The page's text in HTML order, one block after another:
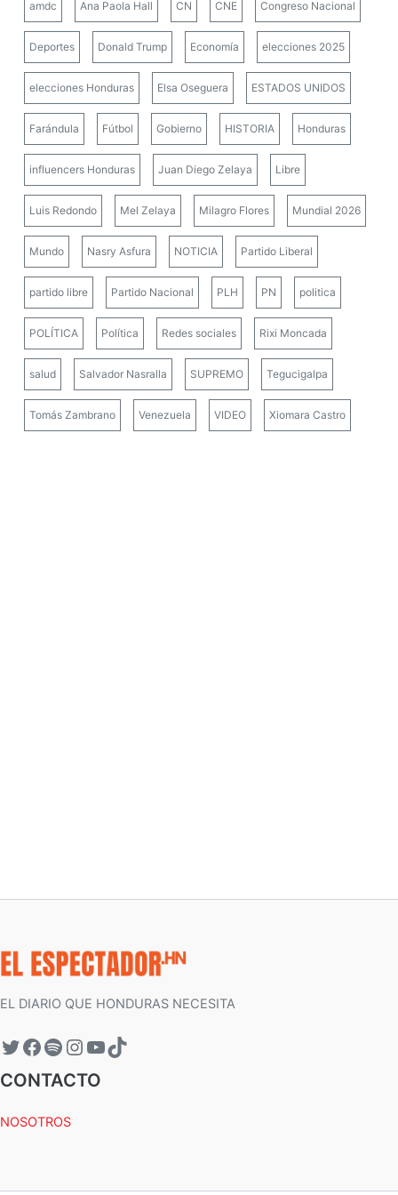
amdc Ana Paola Hall CN CNE Congreso Nacional
Deportes Donald Trump Economía elecciones 2025
elecciones Honduras Elsa Oseguera ESTADOS UNIDOS
Farándula Fútbol Gobierno HISTORIA Honduras
influencers Honduras Juan Diego Zelaya Libre
Luis Redondo Mel Zelaya Milagro Flores Mundial 2026
Mundo Nasry Asfura NOTICIA Partido Liberal
partido libre Partido Nacional PLH PN politica
POLÍTICA Política Redes sociales Rixi Moncada
salud Salvador Nasralla SUPREMO Tegucigalpa
Tomás Zambrano Venezuela VIDEO Xiomara Castro
EL DIARIO QUE HONDURAS NECESITA
CONTACTO
NOSOTROS